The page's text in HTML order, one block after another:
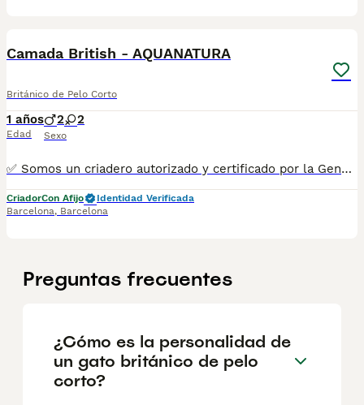
Camada British - AQUANATURA
Británico de Pelo Corto
1 años
Edad
2 2
Sexo
✅ Somos un criadero autorizado y certificado por la Generalitat de Catalunya. MAS INFO ☎️ 933095977 📱 685878504 FOTOS Y VIDEOS 💻 www.aquanatura.es 🚙 HACEMOS ENVIOS Se entregan vacunados, desparasitados interna y externamente, con microchip y su registro, con cartilla sanitaria y contrato de garantías, bajo la supervisión de nuestro equipo veterinario.
CriadorCon Afijo
Identidad Verificada
Barcelona, Barcelona
Preguntas frecuentes
¿Cómo es la personalidad de
un gato británico de pelo
corto?